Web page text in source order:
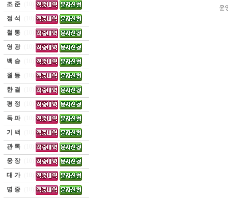
조 준
정 석
철 통
영 광
백 승
월 등
한 결
평 정
독 파
기 백
관 록
웅 장
대 가
명 중
운